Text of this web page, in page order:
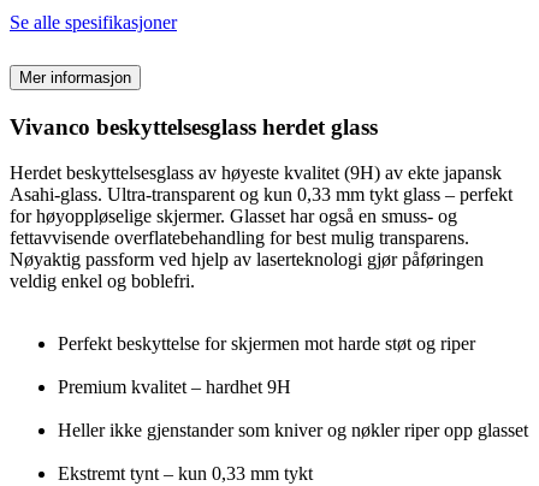
Se alle spesifikasjoner
Mer informasjon
Vivanco beskyttelsesglass herdet glass
Herdet beskyttelsesglass av høyeste kvalitet (9H) av ekte japansk
Asahi-glass. Ultra-transparent og kun 0,33 mm tykt glass – perfekt
for høyoppløselige skjermer. Glasset har også en smuss- og
fettavvisende overflatebehandling for best mulig transparens.
Nøyaktig passform ved hjelp av laserteknologi gjør påføringen
veldig enkel og boblefri.
Perfekt beskyttelse for skjermen mot harde støt og riper
Premium kvalitet – hardhet 9H
Heller ikke gjenstander som kniver og nøkler riper opp glasset
Ekstremt tynt – kun 0,33 mm tykt